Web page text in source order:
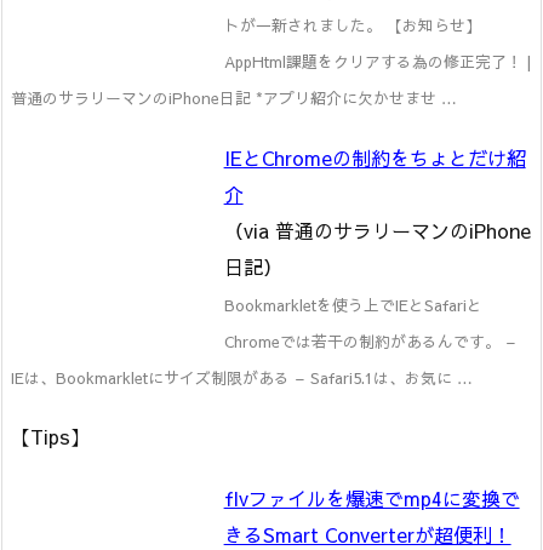
トが一新されました。 【お知らせ】
AppHtml課題をクリアする為の修正完了！ |
普通のサラリーマンのiPhone日記 *アプリ紹介に欠かせませ …
IEとChromeの制約をちょとだけ紹
介
（via 普通のサラリーマンのiPhone
日記）
Bookmarkletを使う上でIEとSafariと
Chromeでは若干の制約があるんです。 –
IEは、Bookmarkletにサイズ制限がある – Safari5.1は、お気に …
【Tips】
flvファイルを爆速でmp4に変換で
きるSmart Converterが超便利！